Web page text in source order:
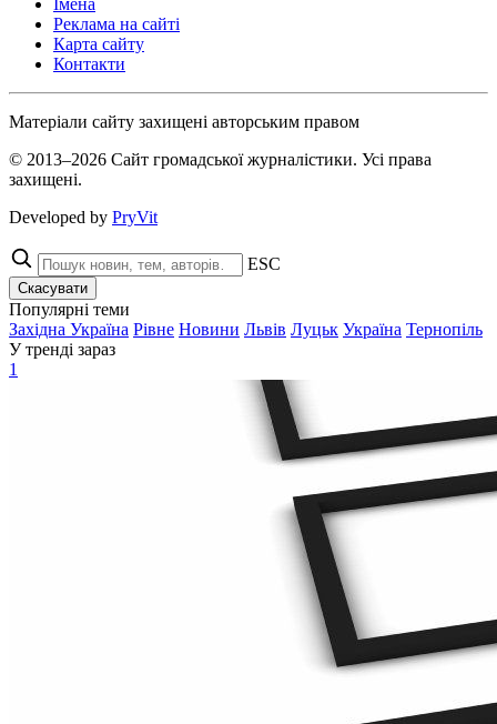
Імена
Реклама на сайті
Карта сайту
Контакти
Матеріали сайту захищені авторським правом
© 2013–2026 Сайт громадської журналістики. Усі права
захищені.
Developed by PryVit
ESC
Скасувати
Популярні теми
Західна Україна Рівне Новини Львів Луцьк Україна Тернопіль
У тренді зараз
1